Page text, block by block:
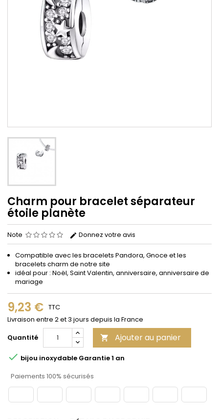
Charm pour bracelet séparateur
étoile planète
Note Donnez votre avis
Compatible avec les bracelets Pandora, Gnoce et les
bracelets charm de notre site
idéal pour : Noël, Saint Valentin, anniversaire, anniversaire de
mariage
9,23 € TTC
Livraison entre 2 et 3 jours depuis la France
Quantité
 Ajouter au panier
 bijou inoxydable Garantie 1 an
Paiements 100% sécurisés